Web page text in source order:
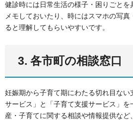
健診時には日常生活の様子・困りごとを
メモしておいたり、時にはスマホの写
ると理解してもらいやすいです。
3. 各市町の相談窓口
妊娠期から子育て期にわたる切れ目ない
サービス」と「子育て支援サービス」を
産・子育てに関する相談や情報提供な